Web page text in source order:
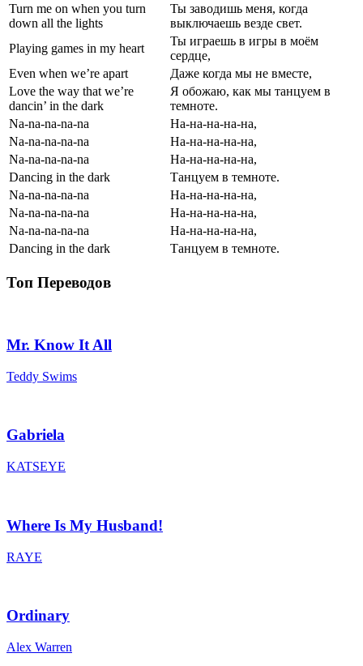
Turn me on when you turn
down all the lights
Ты заводишь меня, когда
выключаешь везде свет.
Playing games in my heart
Ты играешь в игры в моём
сердце,
Even when we’re apart
Даже когда мы не вместе,
Love the way that we’re
dancin’ in the dark
Я обожаю, как мы танцуем в
темноте.
Na-na-na-na-na
На-на-на-на-на,
Na-na-na-na-na
На-на-на-на-на,
Na-na-na-na-na
На-на-на-на-на,
Dancing in the dark
Танцуем в темноте.
Na-na-na-na-na
На-на-на-на-на,
Na-na-na-na-na
На-на-на-на-на,
Na-na-na-na-na
На-на-на-на-на,
Dancing in the dark
Танцуем в темноте.
Топ Переводов
Mr. Know It All
Teddy Swims
Gabriela
KATSEYE
Where Is My Husband!
RAYE
Ordinary
Alex Warren